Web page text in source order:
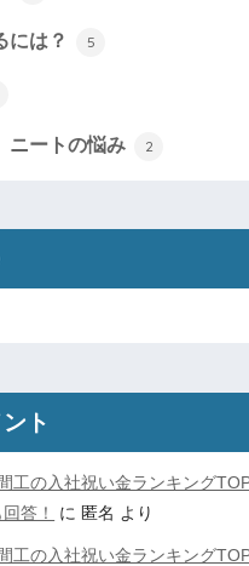
には？ 5
ニートの悩み 2
ト
工の入社祝い金ランキング
答！
に 匿名 より
工の入社祝い金ランキング